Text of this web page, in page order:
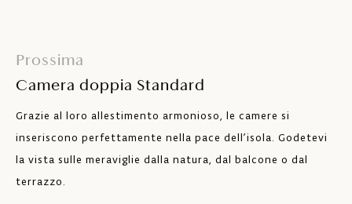
Minibar - su richiesta
TV LCD
Prossima
Camera doppia Standard
Grazie al loro allestimento armonioso, le camere si
inseriscono perfettamente nella pace dell’isola. Godetevi
la vista sulle meraviglie dalla natura, dal balcone o dal
terrazzo.